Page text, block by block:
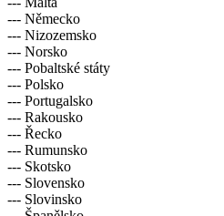
--- Německo
--- Nizozemsko
--- Norsko
--- Pobaltské státy
--- Polsko
--- Portugalsko
--- Rakousko
--- Řecko
--- Rumunsko
--- Skotsko
--- Slovensko
--- Slovinsko